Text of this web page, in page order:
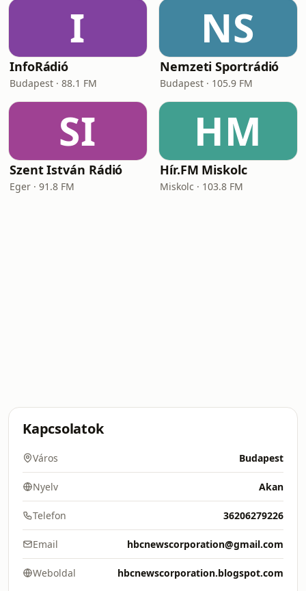
I
InfoRádió
Budapest · 88.1 FM
NS
Nemzeti Sportrádió
Budapest · 105.9 FM
SI
Szent István Rádió
Eger · 91.8 FM
HM
Hír.FM Miskolc
Miskolc · 103.8 FM
Kapcsolatok
Város Budapest
Nyelv Akan
Telefon 36206279226
Email hbcnewscorporation@gmail.com
Weboldal hbcnewscorporation.blogspot.com